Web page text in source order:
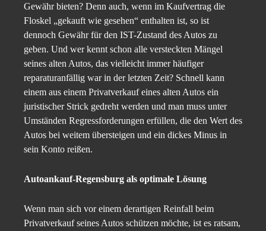
Gewähr bieten? Denn auch, wenn im Kaufvertrag die
Floskel „gekauft wie gesehen“ enthalten ist, so ist
dennoch Gewähr für den IST-Zustand des Autos zu
geben. Und wer kennt schon alle versteckten Mängel
seines alten Autos, das vielleicht immer häufiger
reparaturanfällig war in der letzten Zeit? Schnell kann
einem aus einem Privatverkauf eines alten Autos ein
juristischer Strick gedreht werden und man muss unter
Umständen Regressforderungen erfüllen, die den Wert des
Autos bei weitem übersteigen und ein dickes Minus in
sein Konto reißen.
Autoankauf-Regensburg als optimale Lösung
Wenn man sich vor einem derartigen Reinfall beim
Privatverkauf seines Autos schützen möchte, ist es ratsam,